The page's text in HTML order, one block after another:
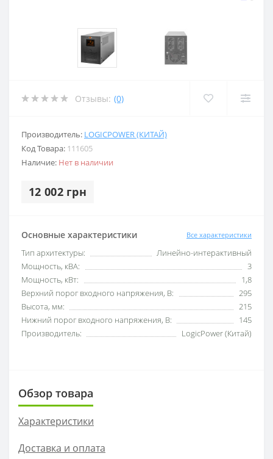
Отзывы: (0)
Производитель: LOGICPOWER (КИТАЙ)
Код Товара: 111605
Наличие: Нет в наличии
12 002 грн
Основные характеристики Все характеристики
Тип архитектуры:
Линейно-интерактивный
Мощность, кВА:
3
Мощность, кВт:
1,8
Верхний порог входного напряжения, В:
295
Высота, мм:
215
Нижний порог входного напряжения, В:
145
Производитель:
LogicPower (Китай)
Обзор товара
Характеристики
Доставка и оплата